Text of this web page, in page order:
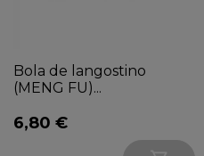
Bola de langostino
(MENG FU)...
6,80 €